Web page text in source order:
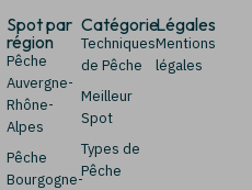
Spot par
région
Pêche
Auvergne-
Rhône-
Alpes
Pêche
Bourgogne-
Catégorie
Techniques
de Pêche
Meilleur
Spot
Types de
Pêche
Légales
Mentions
légales